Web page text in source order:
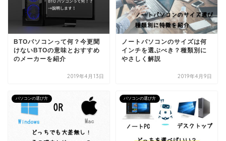
BTOパソコンって何？今更聞
けないBTOの意味とおすすめ
のメーカーを紹介
2019年4月13日
ノートパソコンのサイズは何
インチを選ぶべき？種類別に
やさしく解説
2019年4月9日
パソコンの選び方 パソコンの選び方